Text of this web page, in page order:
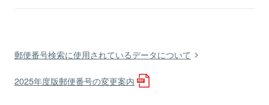
郵便番号検索に使用されているデータについて
2025年度版郵便番号の変更案内